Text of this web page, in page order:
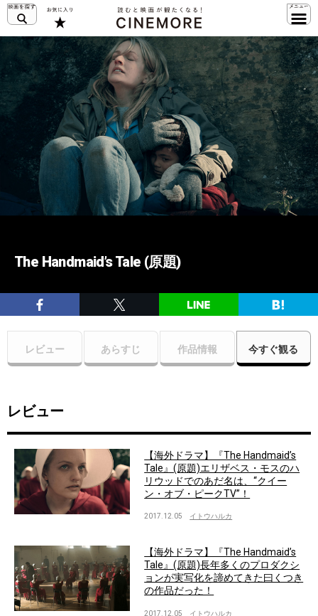
The Handmaid’s Tale (原題)
レビュー あらすじ 作品情報 今すぐ観る
レビュー
【海外ドラマ】『The Handmaid’s
Tale』(原題)エリザベス・モスのハ
リウッドでのあだ名は、“クイー
ン・オブ・ピークTV”！
2017.12.05 イトウハルカ
【海外ドラマ】『The Handmaid’s
Tale』(原題)長年多くのプロダクシ
ョンが実写化を諦めてきた曰くつき
の作品だった！
2017.12.05 イトウハルカ